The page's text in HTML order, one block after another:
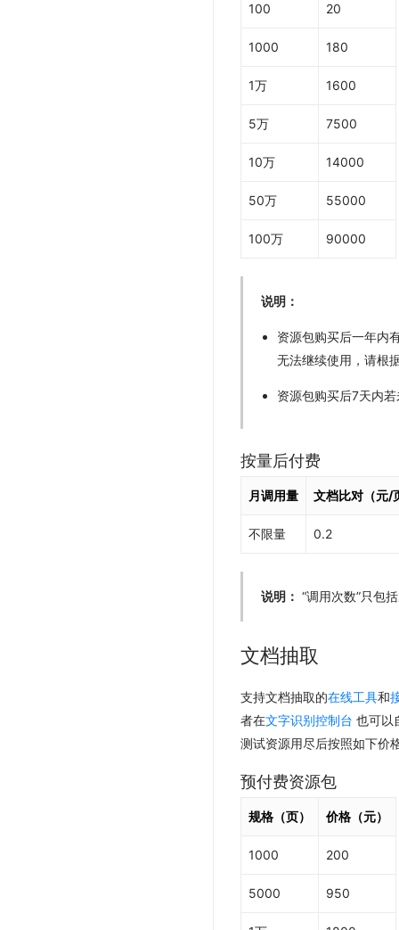
100 20
1000 180
1万 1600
5万 7500
10万 14000
50万 55000
100万 90000
说明：
资源包购买后一年内
无法继续使用，请根
资源包购买后7天内
按量后付费
月调用量 文档比对（元/
不限量 0.2
说明： “调用次数”只包
文档抽取
支持文档抽取的在线工具和
者在文字识别控制台 也可以
测试资源用尽后按照如下价
预付费资源包
规格（页） 价格（元）
1000 200
5000 950